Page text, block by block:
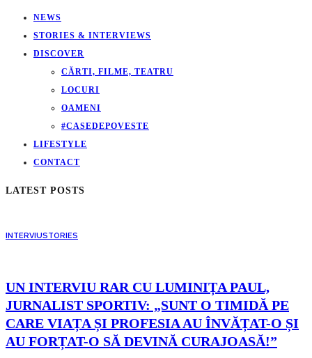
NEWS
STORIES & INTERVIEWS
DISCOVER
CĂRTI, FILME, TEATRU
LOCURI
OAMENI
#CASEDEPOVESTE
LIFESTYLE
CONTACT
LATEST POSTS
INTERVIUSTORIES
UN INTERVIU RAR CU LUMINIȚA PAUL,
JURNALIST SPORTIV: „SUNT O TIMIDĂ PE
CARE VIAȚA ȘI PROFESIA AU ÎNVĂȚAT-O ȘI
AU FORȚAT-O SĂ DEVINĂ CURAJOASĂ!”